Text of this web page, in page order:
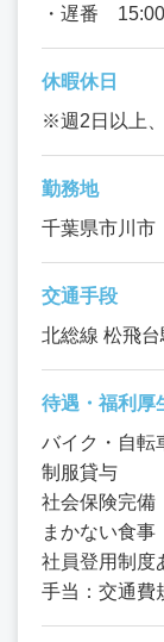
・遅番
休暇休日
※週2日以上
勤務地
千葉県市川市
交通手段
北総線 松飛
待遇・福利厚
バイク・自転
制服貸与
社会保険完備
まかない食事
社員登用制度
手当：交通費